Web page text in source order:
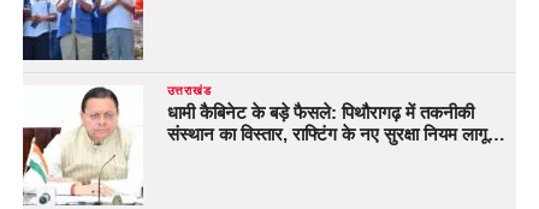
उत्तराखंड
धामी कैबिनेट के बड़े फैसले: पिथौरागढ़ में तकनीकी
संस्थान का विस्तार, राफ्टिंग के नए सुरक्षा नियम लागू…